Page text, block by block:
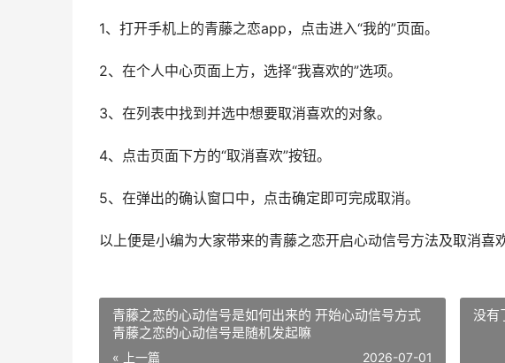
1、打开手机上的青藤之恋app，点击进入“我的”页面。
2、在个人中心页面上方，选择“我喜欢的”选项。
3、在列表中找到并选中想要取消喜欢的对象。
4、点击页面下方的“取消喜欢”按钮。
5、在弹出的确认窗口中，点击确定即可完成取消。
以上便是小编为大家带来的青藤之恋开启心动信号方法及取消
青藤之恋的心动信号是如何出来的 开始心动信号方式
青藤之恋的心动信号是随机发起嘛
« 上一篇 2026-07-01
没有